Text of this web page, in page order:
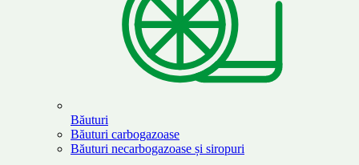
Băuturi
Băuturi carbogazoase
Băuturi necarbogazoase și siropuri